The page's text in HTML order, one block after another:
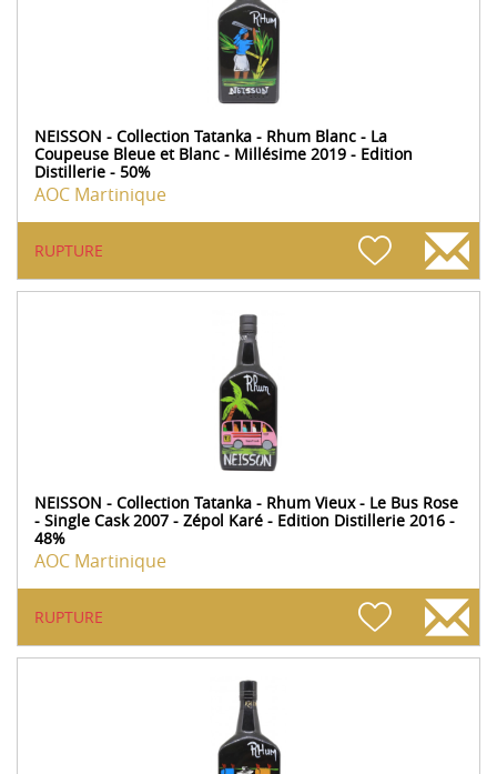
NEISSON - Collection Tatanka - Rhum Blanc - La
Coupeuse Bleue et Blanc - Millésime 2019 - Edition
Distillerie - 50%
AOC Martinique
RUPTURE
NEISSON - Collection Tatanka - Rhum Vieux - Le Bus Rose
- Single Cask 2007 - Zépol Karé - Edition Distillerie 2016 -
48%
AOC Martinique
RUPTURE